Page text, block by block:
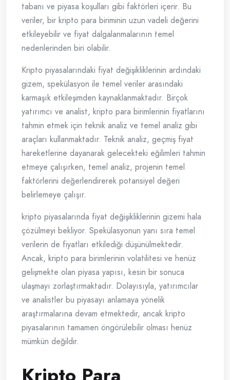
tabanı ve piyasa koşulları gibi faktörleri içerir. Bu
veriler, bir kripto para biriminin uzun vadeli değerini
etkileyebilir ve fiyat dalgalanmalarının temel
nedenlerinden biri olabilir.
Kripto piyasalarındaki fiyat değişikliklerinin ardındaki
gizem, spekülasyon ile temel veriler arasındaki
karmaşık etkileşimden kaynaklanmaktadır. Birçok
yatırımcı ve analist, kripto para birimlerinin fiyatlarını
tahmin etmek için teknik analiz ve temel analiz gibi
araçları kullanmaktadır. Teknik analiz, geçmiş fiyat
hareketlerine dayanarak gelecekteki eğilimleri tahmin
etmeye çalışırken, temel analiz, projenin temel
faktörlerini değerlendirerek potansiyel değeri
belirlemeye çalışır.
kripto piyasalarında fiyat değişikliklerinin gizemi hala
çözülmeyi bekliyor. Spekülasyonun yanı sıra temel
verilerin de fiyatları etkilediği düşünülmektedir.
Ancak, kripto para birimlerinin volatilitesi ve henüz
gelişmekte olan piyasa yapısı, kesin bir sonuca
ulaşmayı zorlaştırmaktadır. Dolayısıyla, yatırımcılar
ve analistler bu piyasayı anlamaya yönelik
araştırmalarına devam etmektedir, ancak kripto
piyasalarının tamamen öngörülebilir olması henüz
mümkün değildir.